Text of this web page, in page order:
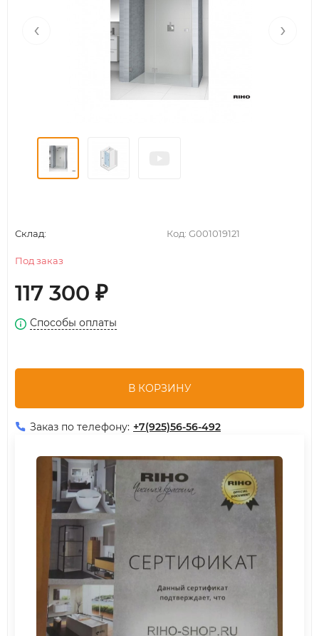
‹ ›
Код: G001019121
Склад:
Под заказ
117 300 ₽
Способы оплаты
В КОРЗИНУ
Заказ по телефону: +7(925)56-56-492